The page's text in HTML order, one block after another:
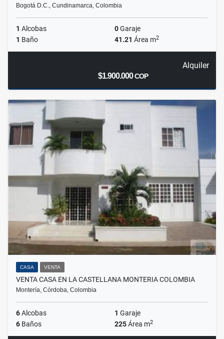
Bogotá D.C., Cundinamarca, Colombia
1 Alcobas 0Garaje
1 Baño 41.21 Área m2
Alquiler
$1.900.000COP
CASA VENTA
VENTA CASA EN LA CASTELLANA MONTERIA COLOMBIA
Montería, Córdoba, Colombia
6Alcobas 1 Garaje
6 Baños 225Área m2